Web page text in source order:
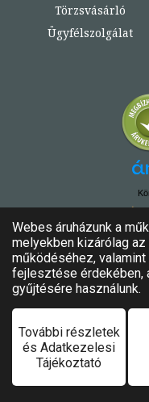
Törzsvásárló
Ügyfélszolgálat
Felhasználási feltételek